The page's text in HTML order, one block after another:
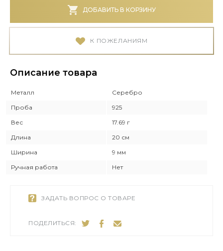
ДОБАВИТЬ В КОРЗИНУ
К ПОЖЕЛАНИЯМ
Описание товара
Металл
Серебро
Проба
925
Вес
17.69 г
Длина
20 см
Ширина
9 мм
Ручная работа
Нет
ЗАДАТЬ ВОПРОС О ТОВАРЕ
ПОДЕЛИТЬСЯ: